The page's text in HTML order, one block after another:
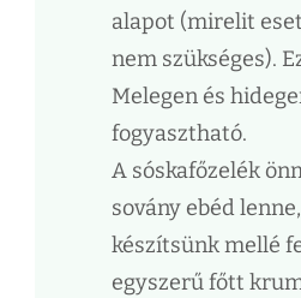
alapot (mirelit
nem szükséges).
Melegen és
fogyasztható.
A sóskafőzelék
sovány ebéd
készítsünk mellé
egyszerű főtt